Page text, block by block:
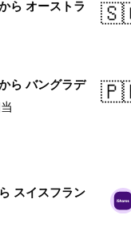
ら オーストラ
ら バングラデ
スイスフラン